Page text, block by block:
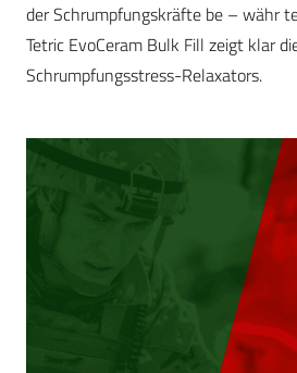
der Schrumpfungskräfte be – währ
Tetric EvoCeram Bulk Fill zeigt klar
Schrumpfungsstress-Relaxators.